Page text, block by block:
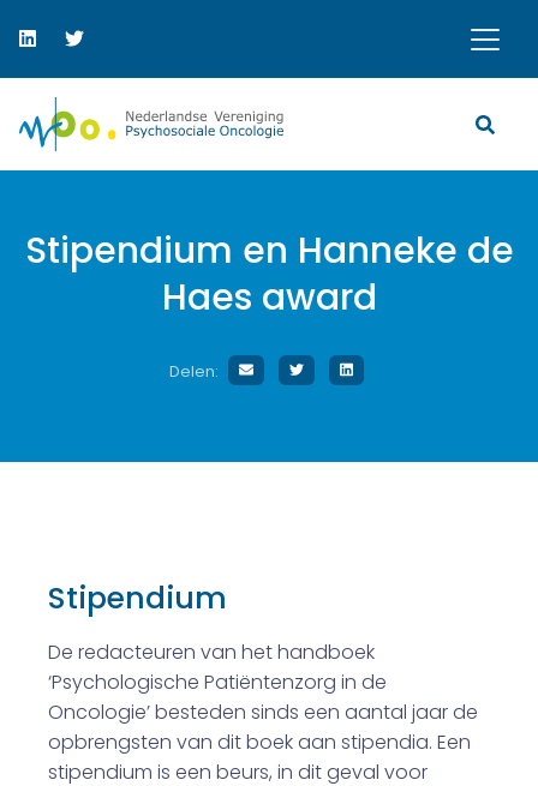
Stipendium en Hanneke de
Haes award
Delen:
Stipendium
De redacteuren van het handboek
‘Psychologische Patiëntenzorg in de
Oncologie’ besteden sinds een aantal jaar de
opbrengsten van dit boek aan stipendia. Een
stipendium is een beurs, in dit geval voor